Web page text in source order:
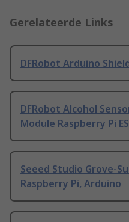
Gerelateerde Links
DFRobot Arduino
DFRobot Alcohol
Module Raspberry Pi
Seeed Studio Grove-
Raspberry Pi, Arduino